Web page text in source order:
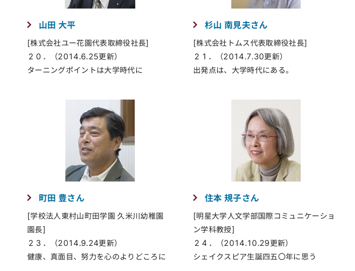
山田 大平
[株式会社ユー花園代表取締役社長]
２０．（2014.6.25更新）
ターニングポイントは大学時代に
杉山 南見夫さん
[株式会社トムス代表取締役社長]
２１．（2014.7.30更新）
出発点は、大学時代にある。
町田 豊さん
[学校法人東村山町田学園 久米川幼稚園
園長]
２３．（2014.9.24更新）
健康、真面目、努力を心のよりどころに
住本 規子さん
[明星大学人文学部国際コミュニケーショ
ン学科教授]
２４．（2014.10.29更新）
シェイクスピア生誕四五〇年に思う